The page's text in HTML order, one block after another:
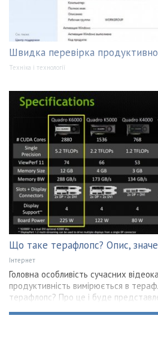
Швидка перевірка
Техніка і технології
Що таке терафлопс? Опис,
Інтернет
Головна особливість сучасних
продуктивність вимірюється в
терафлопс? Про це і буде